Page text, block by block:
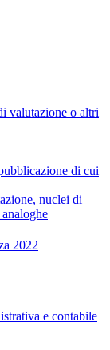
valutazione o altri
di cui
nuclei di
2022
e contabile